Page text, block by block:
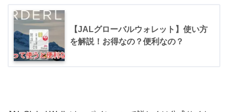
【JALグローバルウォレット】使い方
を解説！お得なの？便利なの？